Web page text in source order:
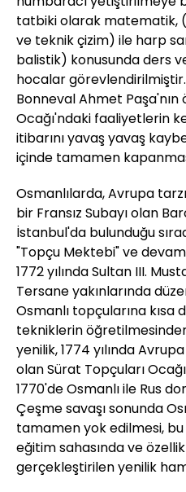
tatbiki olarak matematik,
ve teknik çizim) ile harp
balistik) konusunda ders
hocalar
Bonneval Ahmet Paşa'nın
Ocağı'ndaki faaliyetlerin
itibarını yavaş yavaş
içinde tamamen
Osmanlılarda, Avrupa
bir Fransız Subayı olan
İstanbul'da bulunduğu
"Topçu Mektebi" ve
1772 yılında Sultan III.
Tersane yakınlarında
Osmanlı topçularına
tekniklerin
yenilik, 1774 yılında
olan Sürat Topçuları
1770'de Osmanlı ile Rus
Çeşme savaşı sonunda
tamamen yok edilmesi,
eğitim sahasında ve
gerçekleştirilen yenilik